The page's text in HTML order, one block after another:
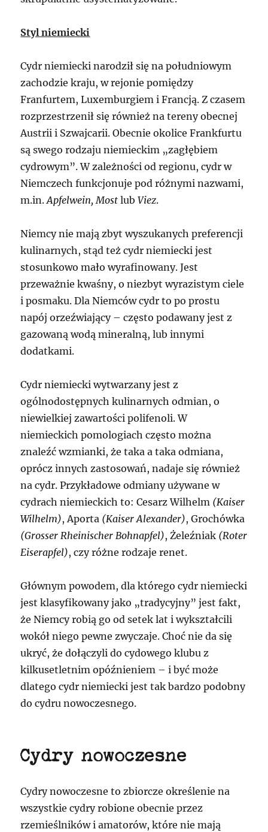
Styl niemiecki
Cydr niemiecki narodził się na południowym
zachodzie kraju, w rejonie pomiędzy
Franfurtem, Luxemburgiem i Francją. Z czasem
rozprzestrzenił się również na tereny obecnej
Austrii i Szwajcarii. Obecnie okolice Frankfurtu
są swego rodzaju niemieckim „zagłębiem
cydrowym”. W zależności od regionu, cydr w
Niemczech funkcjonuje pod różnymi nazwami,
m.in.Apfelwein, MostlubViez.
Niemcy nie mają zbyt wyszukanych preferencji
kulinarnych, stąd też cydr niemiecki jest
stosunkowo mało wyrafinowany. Jest
przeważnie kwaśny, o niezbyt wyrazistym ciele
i posmaku. Dla Niemców cydr to po prostu
napój orzeźwiający – często podawany jest z
gazowaną wodą mineralną, lub innymi
dodatkami.
Cydr niemiecki wytwarzany jest z
ogólnodostępnych kulinarnych odmian, o
niewielkiej zawartości polifenoli. W
niemieckich pomologiach często można
znaleźć wzmianki, że taka a taka odmiana,
oprócz innych zastosowań, nadaje się również
na cydr. Przykładowe odmiany używane w
cydrach niemieckich to: Cesarz Wilhelm (Kaiser
Wilhelm), Aporta (Kaiser Alexander), Grochówka
(Grosser Rheinischer Bohnapfel), Żeleźniak (Roter
Eiserapfel), czy różne rodzaje renet.
Głównym powodem, dla którego cydr niemiecki
jest klasyfikowany jako „tradycyjny” jest fakt,
że Niemcy robią go od setek lat i wykształcili
wokół niego pewne zwyczaje. Choć nie da się
ukryć, że dołączyli do cydowego klubu z
kilkusetletnim opóźnieniem – i być może
dlatego cydr niemiecki jest tak bardzo podobny
do cydru nowoczesnego.
Cydry nowoczesne
Cydry nowoczesne to zbiorcze określenie na
wszystkie cydry robione obecnie przez
rzemieślników i amatorów, które nie mają